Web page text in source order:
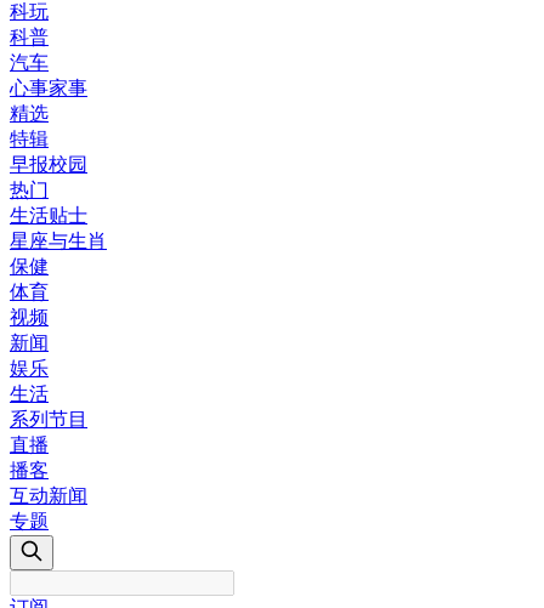
科玩
科普
汽车
心事家事
精选
特辑
早报校园
热门
生活贴士
星座与生肖
保健
体育
视频
新闻
娱乐
生活
系列节目
直播
播客
互动新闻
专题